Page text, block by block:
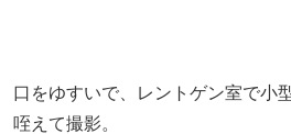
口をゆすいで、レントゲン室で小
咥えて撮影。